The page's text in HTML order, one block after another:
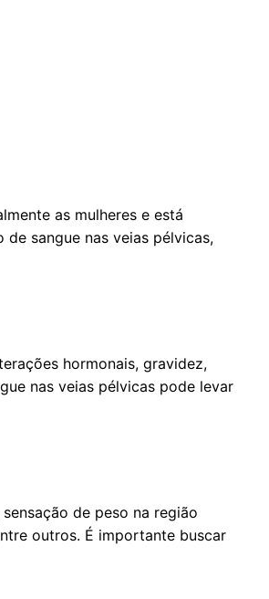
as mulheres e está
sangue nas veias pélvicas,
hormonais, gravidez,
nas veias pélvicas pode levar
de peso na região
outros. É importante buscar